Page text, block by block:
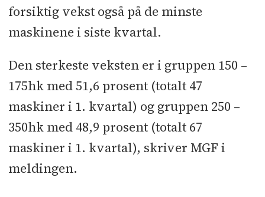
forsiktig vekst også på de minste
maskinene i siste kvartal.
Den sterkeste veksten er i gruppen 150 –
175hk med 51,6 prosent (totalt 47
maskiner i 1. kvartal) og gruppen 250 –
350hk med 48,9 prosent (totalt 67
maskiner i 1. kvartal), skriver MGF i
meldingen.